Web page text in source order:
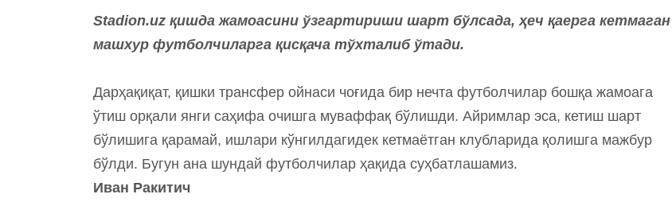
Stadion.uz қишда жамоасини ўзгартириши шарт бўлсада, ҳеч қаерга кетмаган
машхур футболчиларга қисқача тўхталиб ўтади.
Дарҳақиқат, қишки трансфер ойнаси чоғида бир нечта футболчилар бошқа жамоага
ўтиш орқали янги саҳифа очишга муваффақ бўлишди. Айримлар эса, кетиш шарт
бўлишига қарамай, ишлари кўнгилдагидек кетмаётган клубларида қолишга мажбур
бўлди. Бугун ана шундай футболчилар ҳақида суҳбатлашамиз.
Иван Ракитич